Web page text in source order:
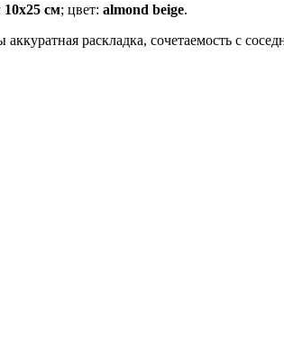
10x25 см; цвет: almond beige.
раскладка, сочетаемость с